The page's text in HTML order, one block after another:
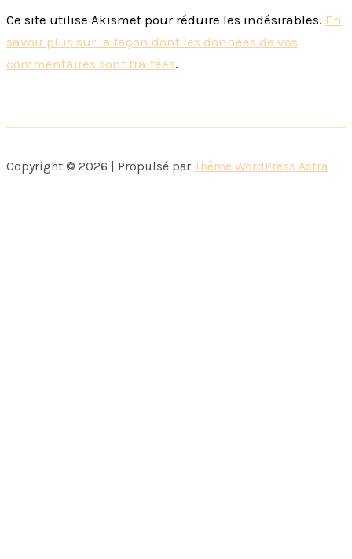
Ce site utilise Akismet pour réduire les indésirables. En
savoir plus sur la façon dont les données de vos
commentaires sont traitées.
Copyright © 2026 | Propulsé par Thème WordPress Astra